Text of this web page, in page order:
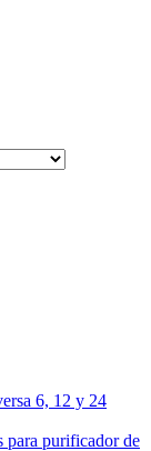
6, 12 y 24
para purificador de